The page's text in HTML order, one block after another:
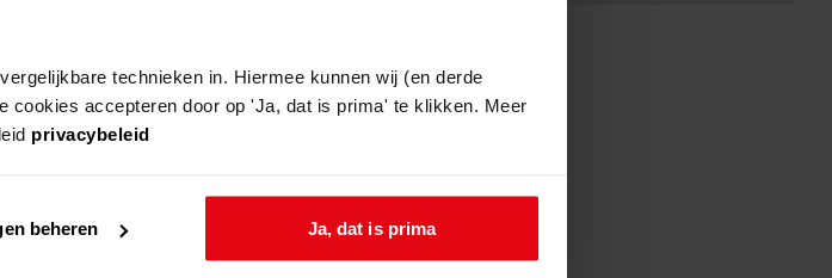
technieken in. Hiermee kunnen wij (en derde
cookies accepteren door op 'Ja, dat is prima' te klikken. Meer
privacybeleid
beheren Ja, dat is prima